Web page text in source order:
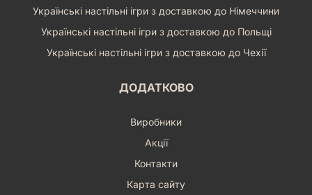
Українські настільні ігри з доставкою до Німеччини
Українські настільні ігри з доставкою до Польщі
Українські настільні ігри з доставкою до Чехії
ДОДАТКОВО
Виробники
Акції
Контакти
Карта сайту